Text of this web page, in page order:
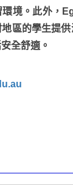
環境。此外，
區的學生提
全舒適。